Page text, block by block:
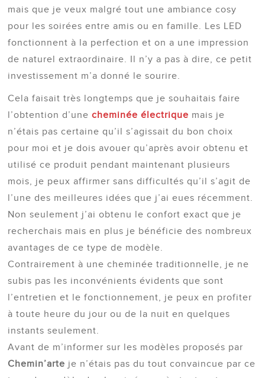
mais que je veux malgré tout une ambiance cosy
pour les soirées entre amis ou en famille. Les LED
fonctionnent à la perfection et on a une impression
de naturel extraordinaire. Il n’y a pas à dire, ce petit
investissement m’a donné le sourire.
Cela faisait très longtemps que je souhaitais faire
l’obtention d’unecheminée électrique mais je
n’étais pas certaine qu’il s’agissait du bon choix
pour moi et je dois avouer qu’après avoir obtenu et
utilisé ce produit pendant maintenant plusieurs
mois, je peux affirmer sans difficultés qu’il s’agit de
l’une des meilleures idées que j’ai eues récemment.
Non seulement j’ai obtenu le confort exact que je
recherchais mais en plus je bénéficie des nombreux
avantages de ce type de modèle.
Contrairement à une cheminée traditionnelle, je ne
subis pas les inconvénients évidents que sont
l’entretien et le fonctionnement, je peux en profiter
à toute heure du jour ou de la nuit en quelques
instants seulement.
Avant de m’informer sur les modèles proposés par
Chemin’arte je n’étais pas du tout convaincue par ce